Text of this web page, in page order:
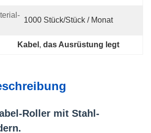
1000 Stück/Stück / Monat
Kabel , das Ausrüstung legt
Roller mit Stahl-